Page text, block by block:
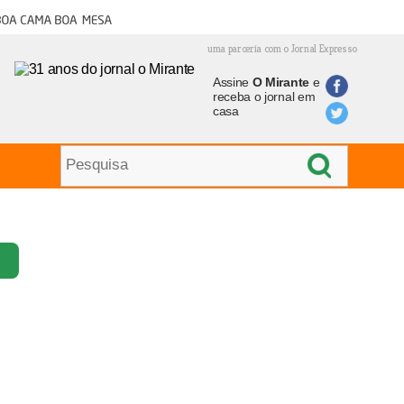
cama boa mesa
uma parceria com o Jornal Expresso
Assine O Mirantee
receba o jornal em
casa